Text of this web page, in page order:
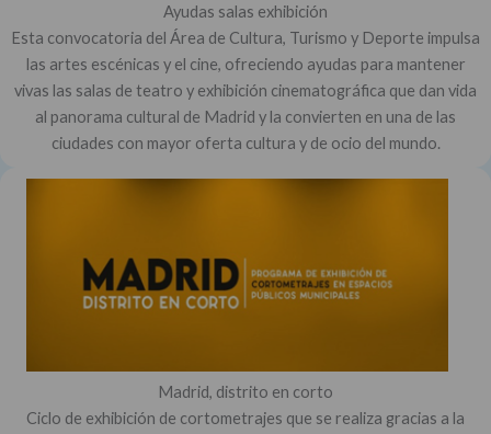
Ayudas salas exhibición
Esta convocatoria del Área de Cultura, Turismo y Deporte impulsa
las artes escénicas y el cine, ofreciendo ayudas para mantener
vivas las salas de teatro y exhibición cinematográfica que dan vida
al panorama cultural de Madrid y la convierten en una de las
ciudades con mayor oferta cultura y de ocio del mundo.
Madrid, distrito en corto
Ciclo de exhibición de cortometrajes que se realiza gracias a la